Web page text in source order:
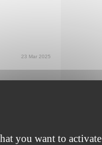
23 Mar 2025
you want to activate